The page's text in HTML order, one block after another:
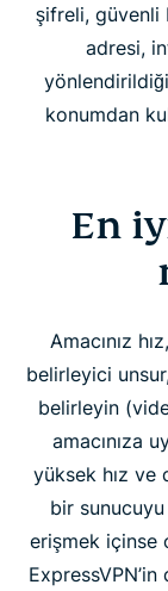
şifreli, güvenli
adresi,
konumdan
En
Amacınız
belirleyici
belirleyin
amacınıza
yüksek hız ve
bir
erişmek içinse
ExpressVPN’in